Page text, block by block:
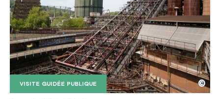
VISITE GUIDÉE PUBLIQUE
Le monte-charge incliné de la Völklinger Hütte
Copyright: Weltkulturerbe Völklinger Hütte | Karl
©